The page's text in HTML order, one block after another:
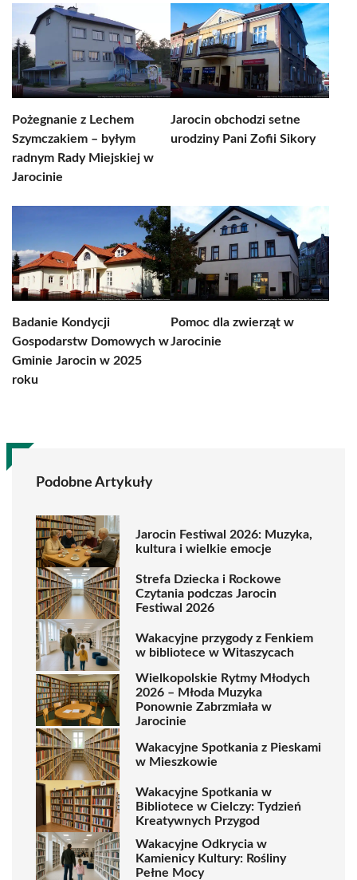
Pożegnanie z Lechem
Szymczakiem – byłym
radnym Rady Miejskiej w
Jarocinie
Jarocin obchodzi setne
urodziny Pani Zofii Sikory
Badanie Kondycji
Gospodarstw Domowych w
Gminie Jarocin w 2025
roku
Pomoc dla zwierząt w
Jarocinie
Podobne Artykuły
Jarocin Festiwal 2026: Muzyka,
kultura i wielkie emocje
Strefa Dziecka i Rockowe
Czytania podczas Jarocin
Festiwal 2026
Wakacyjne przygody z Fenkiem
w bibliotece w Witaszycach
Wielkopolskie Rytmy Młodych
2026 – Młoda Muzyka
Ponownie Zabrzmiała w
Jarocinie
Wakacyjne Spotkania z Pieskami
w Mieszkowie
Wakacyjne Spotkania w
Bibliotece w Cielczy: Tydzień
Kreatywnych Przygod
Wakacyjne Odkrycia w
Kamienicy Kultury: Rośliny
Pełne Mocy